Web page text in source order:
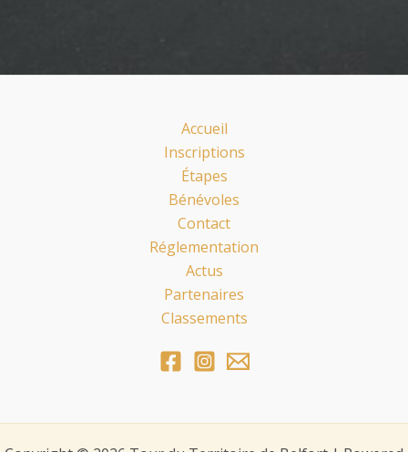
Accueil
Inscriptions
Étapes
Bénévoles
Contact
Réglementation
Actus
Partenaires
Classements